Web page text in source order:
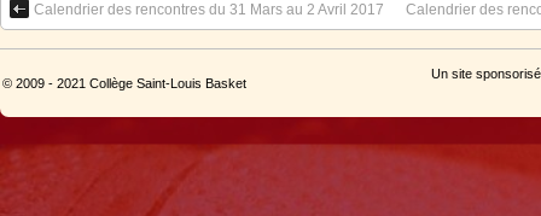
Calendrier des rencontres du 31 Mars au 2 Avril 2017 Calendrier des
© 2009 - 2021 Collège Saint-Louis Basket
Un site